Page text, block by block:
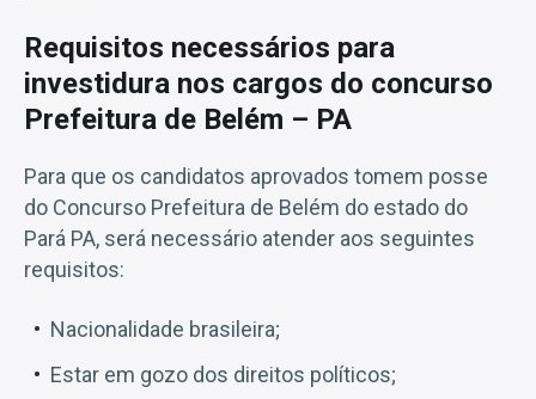
Requisitos necessários para
investidura nos cargos do concurso
Prefeitura de Belém – PA
Para que os candidatos aprovados tomem posse
do Concurso Prefeitura de Belém do estado do
Pará PA, será necessário atender aos seguintes
requisitos:
Nacionalidade brasileira;
Estar em gozo dos direitos políticos;